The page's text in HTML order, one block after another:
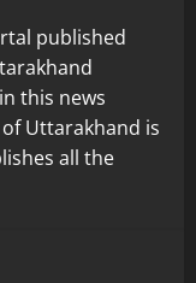
published
this news
Uttarakhand is
all the